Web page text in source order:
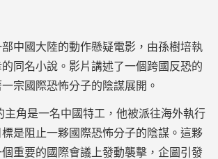
部中國大陸的動作懸疑電影，由孫樹培執
同名小說。影片講述了一個跨國反恐的
宗國際恐怖分子的陰謀展開。
主角是一名中國特工，他被派往海外執行
是阻止一夥國際恐怖分子的陰謀。這夥
重要的國際會議上發動襲擊，企圖引發